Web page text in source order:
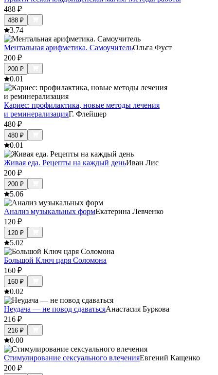
488 ₽
488 ₽
3.74
Ментальная арифметика. СамоучительОльга Фуст
200 ₽
200 ₽
0.01
Кариес: профилактика, новые методы лечения
и реминерализацияГ. Флейшер
480 ₽
480 ₽
0.01
Живая еда. Рецепты на каждый деньИван Лис
200 ₽
200 ₽
5.06
Анализ музыкальных формЕкатерина Левченко
120 ₽
120 ₽
5.02
Большой Ключ царя Соломона
160 ₽
160 ₽
0.02
Неудача — не повод сдаватьсяАнастасия Буркова
216 ₽
216 ₽
0.00
Стимулирование сексуального влеченияЕвгений Кащенко
200 ₽